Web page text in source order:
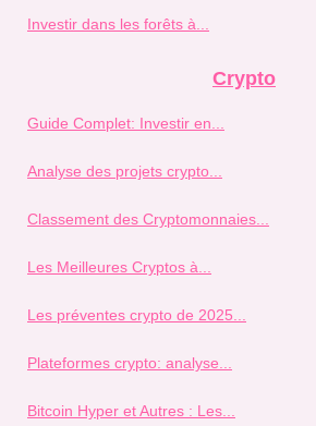
Investir dans les forêts à...
Crypto
Guide Complet: Investir en...
Analyse des projets crypto...
Classement des Cryptomonnaies...
Les Meilleures Cryptos à...
Les préventes crypto de 2025...
Plateformes crypto: analyse...
Bitcoin Hyper et Autres : Les...